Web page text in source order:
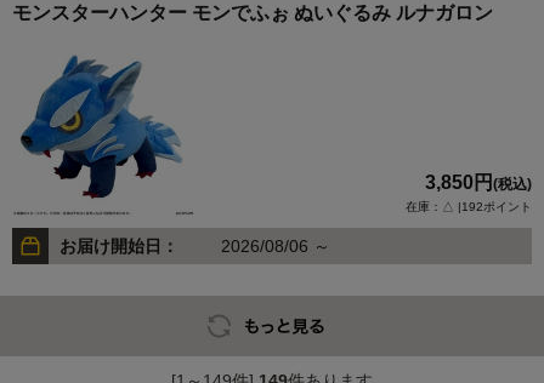
モンスターハンター モンでふぉ ぬいぐるみ ルナガロン
3,850円 (税込)
在庫：△ |192ポイント
お届け開始日： 2026/08/06 ～